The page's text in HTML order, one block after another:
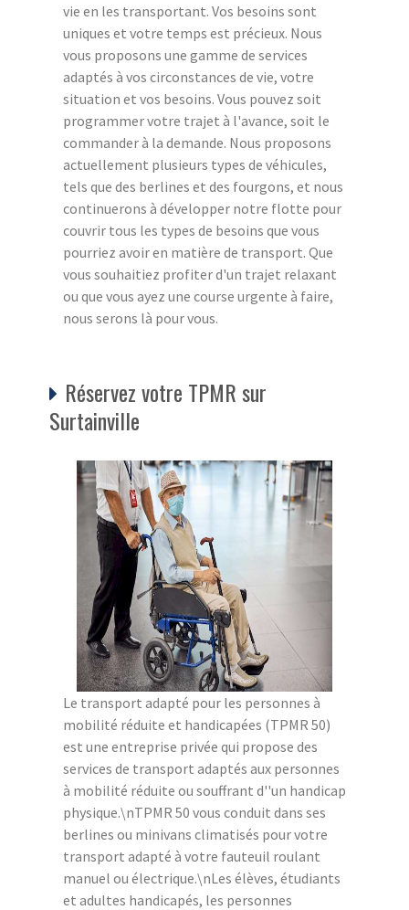
vie en les transportant. Vos besoins sont
uniques et votre temps est précieux. Nous
vous proposons une gamme de services
adaptés à vos circonstances de vie, votre
situation et vos besoins. Vous pouvez soit
programmer votre trajet à l'avance, soit le
commander à la demande. Nous proposons
actuellement plusieurs types de véhicules,
tels que des berlines et des fourgons, et nous
continuerons à développer notre flotte pour
couvrir tous les types de besoins que vous
pourriez avoir en matière de transport. Que
vous souhaitiez profiter d'un trajet relaxant
ou que vous ayez une course urgente à faire,
nous serons là pour vous.
Réservez votre TPMR sur
Surtainville
Le transport adapté pour les personnes à
mobilité réduite et handicapées (TPMR 50)
est une entreprise privée qui propose des
services de transport adaptés aux personnes
à mobilité réduite ou souffrant d''un handicap
physique.\nTPMR 50 vous conduit dans ses
berlines ou minivans climatisés pour votre
transport adapté à votre fauteuil roulant
manuel ou électrique.\nLes élèves, étudiants
et adultes handicapés, les personnes